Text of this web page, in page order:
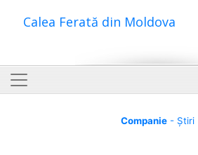
Calea Ferată din Moldova
Companie- Știri